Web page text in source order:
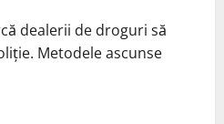
dealerii de droguri să
Metodele ascunse